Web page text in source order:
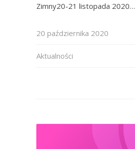
Zimny20-21 listopada 2020…
20 października 2020
Aktualności